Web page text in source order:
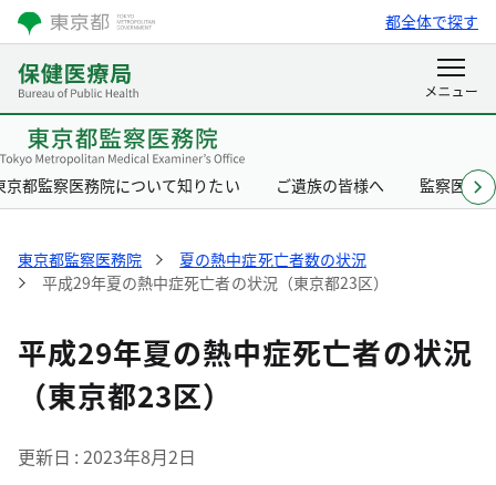
都全体で探す
京都監察医務院について知りたい ご遺族の皆様へ 監察医と
東京都監察医務院
夏の熱中症死亡者数の状況
平成29年夏の熱中症死亡者の状況（東京都23区）
平成29年夏の熱中症死亡者の状況
（東京都23区）
更新日 2023年8月2日